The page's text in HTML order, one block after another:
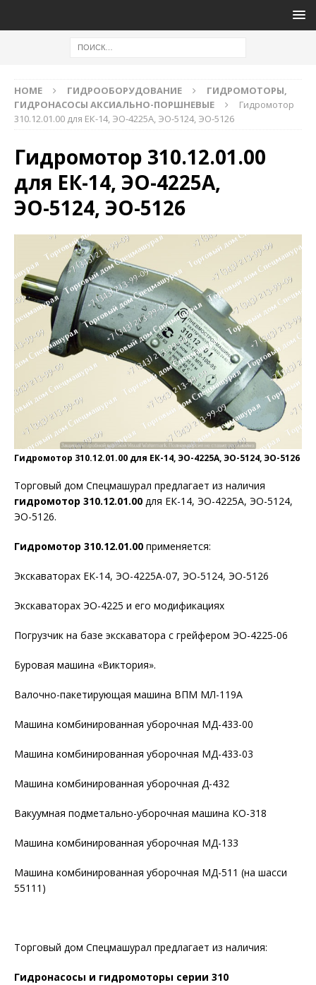
HOME ГИДРООБОРУДОВАНИЕ
ГИДРОМОТОРЫ,
ГИДРОНАСОСЫ АКСИАЛЬНО-ПОРШНЕВЫЕ
Гидромотор
310.12.01.00 для ЕК-14, ЭО-4225А, ЭО-5124, ЭО-5126
Гидромотор 310.12.01.00
для ЕК-14, ЭО-4225А,
ЭО-5124, ЭО-5126
Гидромотор 310.12.01.00 для ЕК-14, ЭО-4225А, ЭО-5124, ЭО-5126
Торговый дом Спецмашурал предлагает из наличия
гидромотор 310.12.01.00 для ЕК-14, ЭО-4225А, ЭО-5124,
ЭО-5126.
Гидромотор 310.12.01.00 применяется:
Экскаваторах ЕК-14, ЭО-4225А-07, ЭО-5124, ЭО-5126
Экскаваторах ЭО-4225 и его модификациях
Погрузчик на базе экскаватора с грейфером ЭО-4225-06
Буровая машина «Виктория».
Валочно-пакетирующая машина ВПМ МЛ-119А
Машина комбинированная уборочная МД-433-00
Машина комбинированная уборочная МД-433-03
Машина комбинированная уборочная Д-432
Вакуумная подметально-уборочная машина КО-318
Машина комбинированная уборочная МД-133
Машина комбинированная уборочная МД-511 (на шасси
55111)
Торговый дом Спецмашурал предлагает из наличия:
Гидронасосы и гидромоторы серии 310